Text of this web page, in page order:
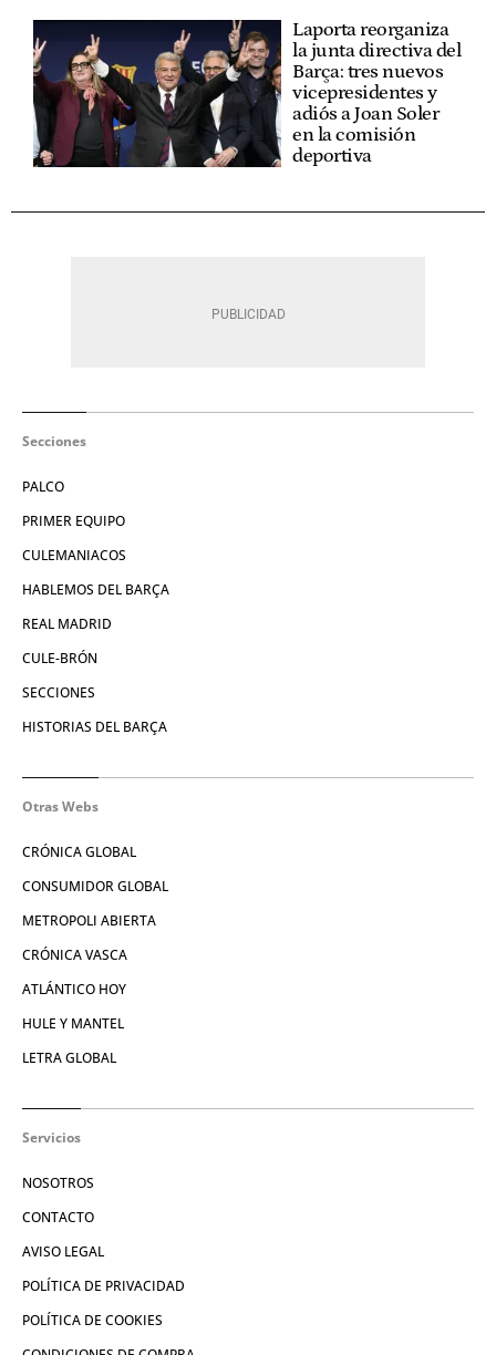
Laporta reorganiza
la junta directiva del
Barça: tres nuevos
vicepresidentes y
adiós a Joan Soler
en la comisión
deportiva
Secciones
PALCO
PRIMER EQUIPO
CULEMANIACOS
HABLEMOS DEL BARÇA
REAL MADRID
CULE-BRÓN
SECCIONES
HISTORIAS DEL BARÇA
Otras Webs
CRÓNICA GLOBAL
CONSUMIDOR GLOBAL
METROPOLI ABIERTA
CRÓNICA VASCA
ATLÁNTICO HOY
HULE Y MANTEL
LETRA GLOBAL
Servicios
NOSOTROS
CONTACTO
AVISO LEGAL
POLÍTICA DE PRIVACIDAD
POLÍTICA DE COOKIES